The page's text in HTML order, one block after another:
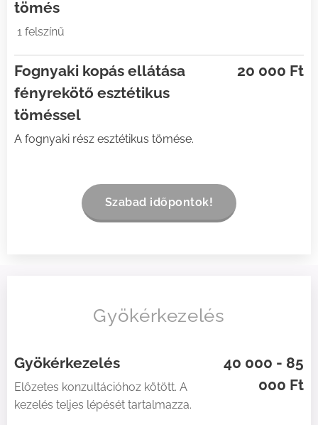
tömés
1 felszínű
Fognyaki kopás ellátása
fényrekötő esztétikus
töméssel
A fognyaki rész esztétikus tömése.
20 000 Ft
Szabad időpontok!
Gyökérkezelés
Gyökérkezelés
Előzetes konzultációhoz kötött. A
kezelés teljes lépését tartalmazza.
40 000 - 85
000 Ft